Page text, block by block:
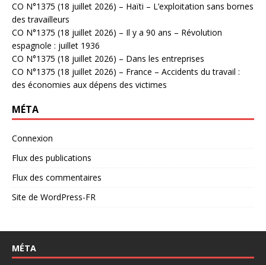
CO N°1375 (18 juillet 2026) – Haïti – L’exploitation sans bornes
des travailleurs
CO N°1375 (18 juillet 2026) – Il y a 90 ans – Révolution
espagnole : juillet 1936
CO N°1375 (18 juillet 2026) – Dans les entreprises
CO N°1375 (18 juillet 2026) – France – Accidents du travail :
des économies aux dépens des victimes
MÉTA
Connexion
Flux des publications
Flux des commentaires
Site de WordPress-FR
MÉTA